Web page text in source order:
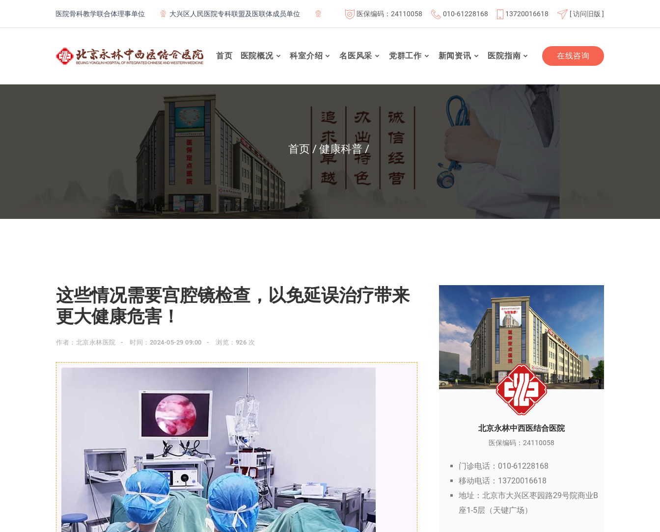
大学第一医院骨科教学联合体理事单位 大兴区人民医院专科联盟及医联体成员单位 首都医科大学附属北京康复医院联体成员单位 北京航天总医院联体成员单位 北京市老年友善医疗机构
医保编码：24110058 010-61228168 13720016618 [ 访问旧版 ]
首页 医院概况 科室介绍 名医风采 党群工作 新闻资讯 医院指南 在线咨询
首页 健康科普
这些情况需要宫腔镜检查，以免延误治疗带来
更大健康危害！
作者：北京永林医院 时间：2024-05-29 09:00 浏览：926 次
北京永林中西医结合医院
医保编码：24110058
门诊电话：010-61228168
移动电话：13720016618
地址：北京市大兴区枣园路29号院商业B
座1-5层（天键广场）